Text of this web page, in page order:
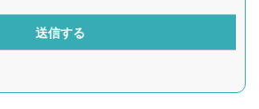
送信する